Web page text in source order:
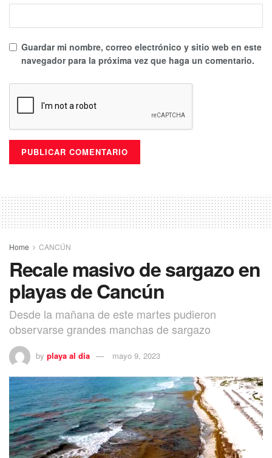
Guardar mi nombre, correo electrónico y sitio web en este
navegador para la próxima vez que haga un comentario.
Home CANCÚN
Recale masivo de sargazo en
playas de Cancún
Desde la mañana de este martes pudieron
observarse grandes manchas de sargazo
by playa al dia mayo 9, 2023